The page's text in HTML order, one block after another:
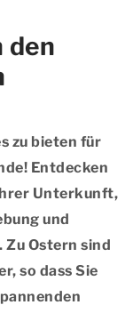
den
zu bieten für
Entdecken
Unterkunft,
und
Zu Ostern sind
so dass Sie